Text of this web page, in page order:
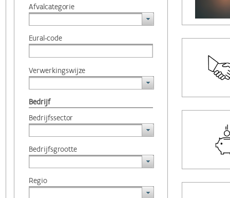
Afvalcategorie
Eural-code
Verwerkingswijze
Bedrijf
Bedrijfssector
Bedrijfsgrootte
Regio